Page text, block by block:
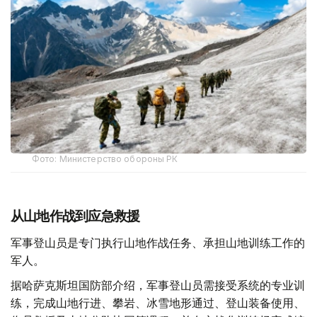
Фото: Министерство обороны РК
从山地作战到应急救援
军事登山员是专门执行山地作战任务、承担山地训练工作的
军人。
据哈萨克斯坦国防部介绍，军事登山员需接受系统的专业训
练，完成山地行进、攀岩、冰雪地形通过、登山装备使用、